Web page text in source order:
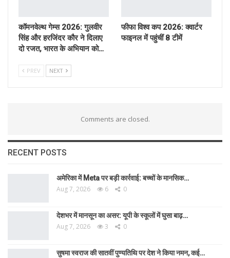
कॉमनवेल्थ गेम्स 2026: गुलवीर
सिंह और हरजिंदर कौर ने दिलाए
दो रजत, भारत के अभियान को…
फीफा विश्व कप 2026: क्वार्टर
फाइनल में पहुंचीं 8 टीमें
PREV NEXT
Comments are closed.
RECENT POSTS
अमेरिका में Meta पर बड़ी कार्रवाई: बच्चों के मानसिक…
Aug 7, 2026 6 0
देशभर में मानसून का असर: यूपी के स्कूलों में घुसा बाढ़…
Aug 7, 2026 3 0
सुषमा स्वराज की सातवीं पुण्यतिथि पर देश ने किया नमन, कई…